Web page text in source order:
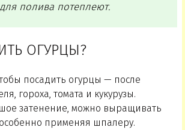
полива потеплеют.
ОГУРЦЫ?
посадить огурцы — после
гороха, томата и кукурузы.
затенение, можно выращивать
применяя шпалеру.